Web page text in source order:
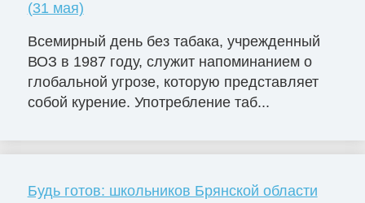
(31 мая)
Всемирный день без табака, учрежденный
ВОЗ в 1987 году, служит напоминанием о
глобальной угрозе, которую представляет
собой курение. Употребление таб...
Будь готов: школьников Брянской области